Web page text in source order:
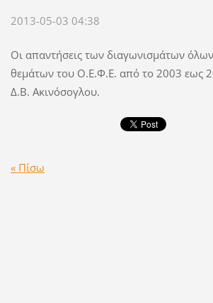
2013-05-03 04:38
Οι απαντήσεις των διαγωνισμάτων
θεμάτων του Ο.Ε.Φ.Ε. από το 2003 εως
Δ.Β. Ακινόσογλου.
« Πίσω